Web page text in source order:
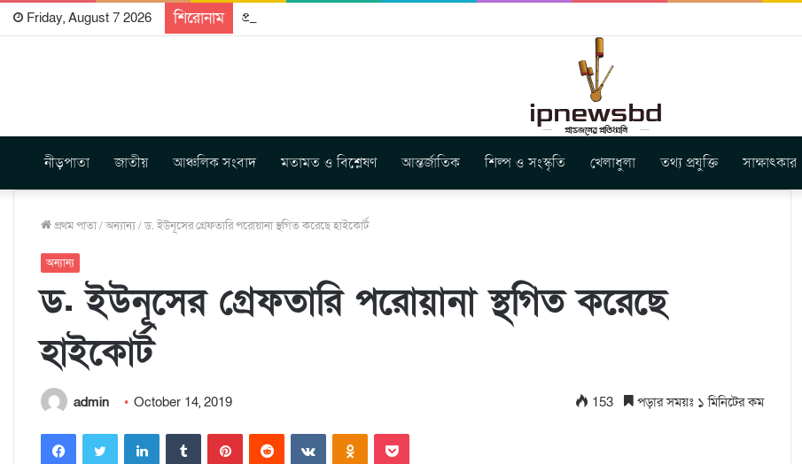
Friday, August 7 2026 শিরোনাম প্রকাশিত হতে যাচ্ছে দি রাবুগার নতুন গান ‘Baljanggi’
নীড়পাতা জাতীয় আঞ্চলিক সংবাদ মতামত ও বিশ্লেষণ আন্তর্জাতিক শিল্প ও সংস্কৃতি খেলাধুলা তথ্য প্রযুক্তি সাক্ষাৎকার
প্রথম পাতা/অন্যান্য/ড. ইউনূসের গ্রেফতারি পরোয়ানা স্থগিত করেছে হাইকোর্ট
অন্যান্য
ড. ইউনূসের গ্রেফতারি পরোয়ানা স্থগিত করেছে
হাইকোর্ট
admin October 14, 2019 153 পড়ার সময়ঃ ১ মিনিটের কম